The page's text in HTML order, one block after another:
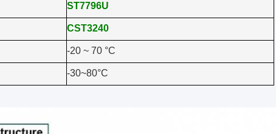
ST7796U
CST3240
-20 ~ 70 °C
-30~80°C